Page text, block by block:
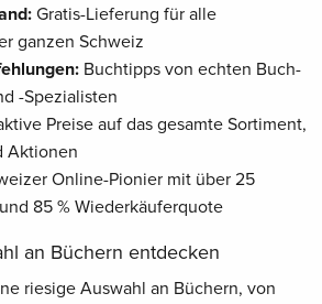
Gratis-Lieferung für alle
ganzen Schweiz
Buchtipps von echten Buch-
-Spezialisten
Preise auf das gesamte Sortiment,
Aktionen
Online-Pionier mit über 25
85 % Wiederkäuferquote
an Büchern entdecken
riesige Auswahl an Büchern, von